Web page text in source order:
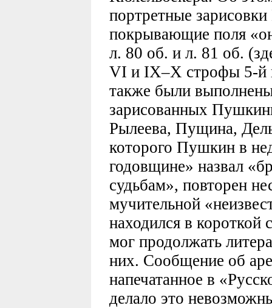
портретные
покрывающие поля
л. 80 об. и л. 81 об.
VI и IX–X строфы 5-й
также были
зарисованных
Рылеева, Пущина,
которого Пушкин в
годовщине» назвал
судьбам», повторен
мучительной
находился в
мог продолжать
них. Сообщение об
напечатанное в
делало это